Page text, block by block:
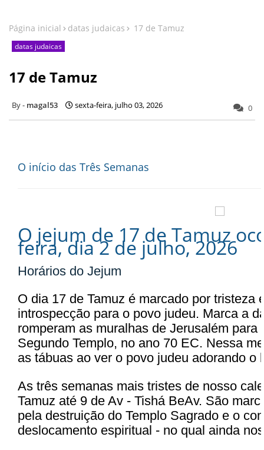
Página inicial datas judaicas 17 de Tamuz
datas judaicas
17 de Tamuz
magal53 sexta-feira, julho 03, 2026 0
O início das Três Semanas
O jejum de 17 de Tamuz
feira, dia 2 de julho, 2026
Horários do Jejum
O dia 17 de Tamuz é marcado por tristeza
introspecção para o povo judeu. Marca a
romperam as muralhas de Jerusalém
Segundo Templo, no ano 70 EC. Nessa
as tábuas ao ver o povo judeu adorando o
As três semanas mais tristes de nosso
Tamuz até 9 de Av - Tishá BeAv. São
pela destruição do Templo Sagrado e o
deslocamento espiritual - no qual ainda